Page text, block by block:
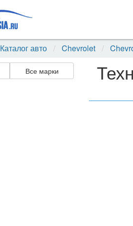
Каталог авто Chevrolet
Все марки